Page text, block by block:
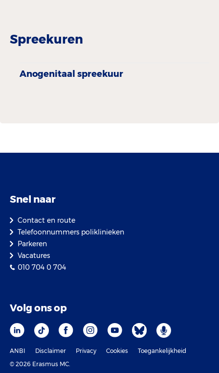
Spreekuren
Anogenitaal spreekuur
Snel naar
Contact en route
Telefoonnummers poliklinieken
Parkeren
Vacatures
010 704 0 704
Volg ons op
ANBI Disclaimer Privacy Cookies
Toegankelijkheid
© 2026 Erasmus MC.